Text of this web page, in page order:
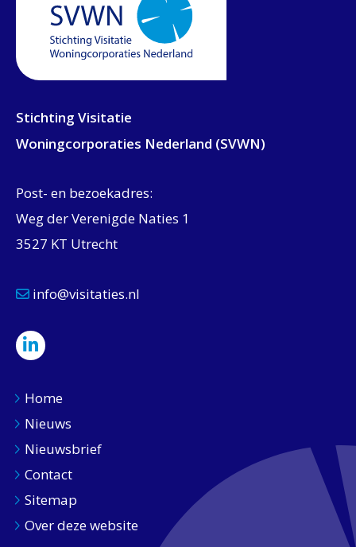
Stichting Visitatie
Woningcorporaties Nederland (SVWN)
Post- en bezoekadres:
Weg der Verenigde Naties 1
3527 KT Utrecht
info@visitaties.nl
Home
Nieuws
Nieuwsbrief
Contact
Sitemap
Over deze website